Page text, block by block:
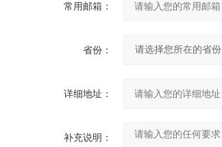
常用邮箱：
省份：
详细地址：
补充说明：